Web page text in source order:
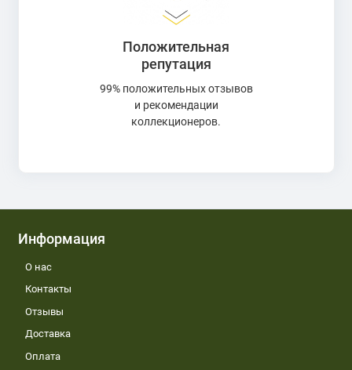
Положительная
репутация
99% положительных отзывов
и рекомендации
коллекционеров.
Информация
О нас
Контакты
Отзывы
Доставка
Оплата